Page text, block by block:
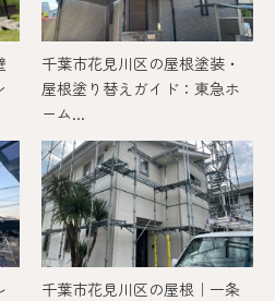
千葉市花見川区の屋根塗装・
屋根塗り替えガイド：東急ホ
ーム...
千葉市花見川区の屋根｜一条